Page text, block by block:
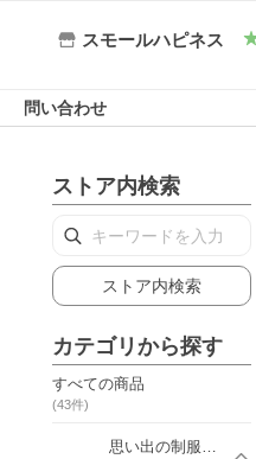
スモールハピネス
問い合わせ
ストア内検索
ストア内検索
カテゴリから探す
すべての商品
(43件)
思い出の制服リメイク